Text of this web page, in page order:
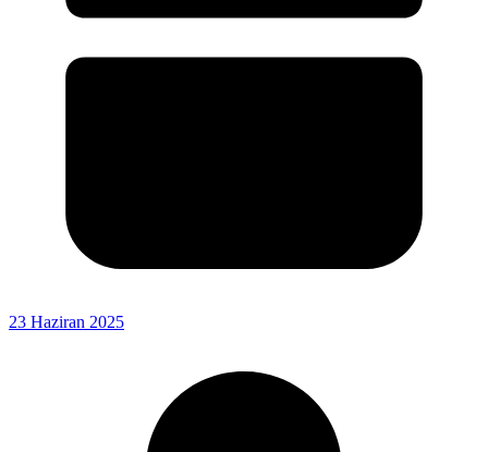
23 Haziran 2025